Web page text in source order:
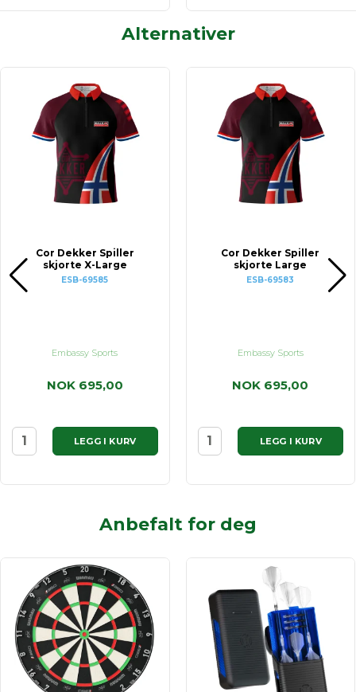
Alternativer
Cor Dekker Spiller
skjorte X-Large
ESB-69585
Embassy Sports
NOK 695,00
LEGG I KURV
Cor Dekker Spiller
skjorte Large
ESB-69583
Embassy Sports
NOK 695,00
LEGG I KURV
Anbefalt for deg